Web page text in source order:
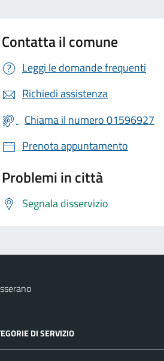
Contatta il comune
Leggi le domande frequenti
Richiedi assistenza
Chiama il numero 01596927
Prenota appuntamento
Problemi in città
Segnala disservizio
DI SERVIZIO